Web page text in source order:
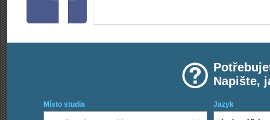
Napište,
Místo studia Jazyk